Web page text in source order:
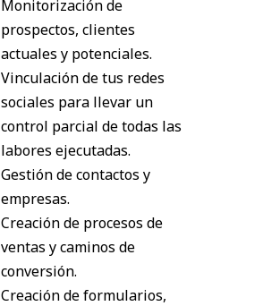
Monitorización de
prospectos, clientes
actuales y potenciales.
Vinculación de tus redes
sociales para llevar un
control parcial de todas las
labores ejecutadas.
Gestión de contactos y
empresas.
Creación de procesos de
ventas y caminos de
conversión.
Creación de formularios,